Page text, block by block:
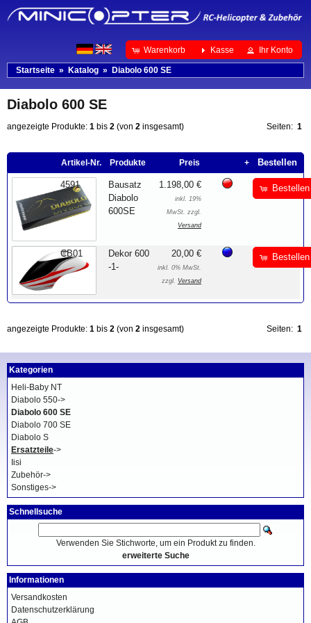
Warenkorb Kasse Ihr Konto
Startseite » Katalog » Diabolo 600 SE
Diabolo 600 SE
Seiten: 1
angezeigte Produkte: 1 bis 2 (von 2 insgesamt)
Artikel-Nr. Produkte Preis + Bestellen
4591
Bausatz
Diabolo
600SE
1.198,00 €
inkl. 19%
MwSt. zzgl.
Versand
Bestellen
CB01
Dekor 600
-1-
20,00 €
inkl. 0% MwSt.
zzgl. Versand
Bestellen
Seiten: 1
angezeigte Produkte: 1 bis 2 (von 2 insgesamt)
Kategorien
Heli-Baby NT
Diabolo 550->
Diabolo 600 SE
Diabolo 700 SE
Diabolo S
Ersatzteile->
Iisi
Zubehör->
Sonstiges->
Schnellsuche
Verwenden Sie Stichworte, um ein Produkt zu finden.
erweiterte Suche
Informationen
Versandkosten
Datenschutzerklärung